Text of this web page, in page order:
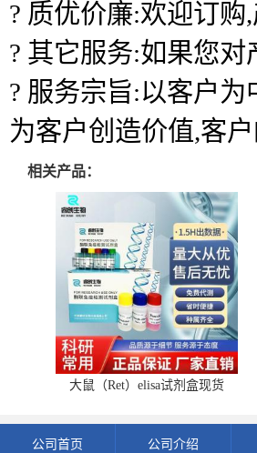
? 质优价廉:欢迎订购
? 其它服务:如果您
? 服务宗旨:以客户
为客户创造价值,客
相关产品：
大鼠（Ret）elisa试剂盒现货
公司首页 公司介绍